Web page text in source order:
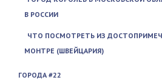
В РОССИИ
ЧТО ПОСМОТРЕТЬ ИЗ
МОНТРЕ (ШВЕЙЦАРИЯ)
ГОРОДА #22